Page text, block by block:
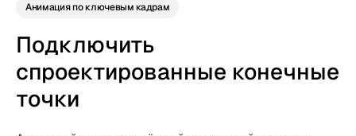
Анимация по ключевым кадрам
Подключить
спроектированные конечные
точки